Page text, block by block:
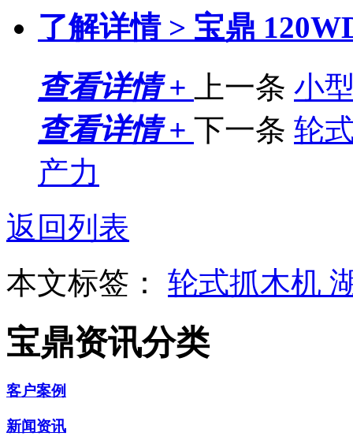
了解详情 > 宝鼎
查看详情 +
上一条 小
查看详情 + 下一条 轮
产力
返回列表
本文标签： 轮式抓木机
宝鼎资讯分类
客户案例
新闻资讯